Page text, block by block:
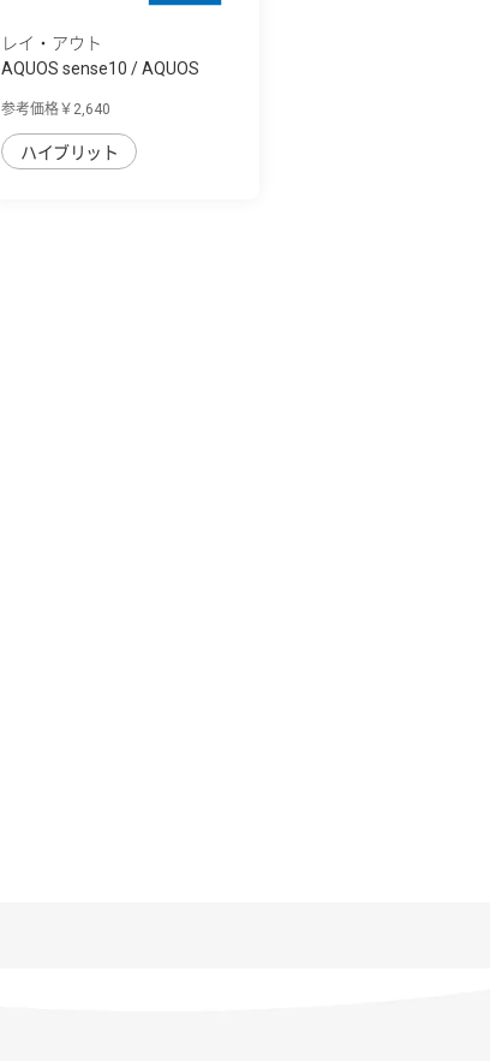
レイ・アウト
AQUOS sense10 / AQUOS
参考価格￥2,640
ハイブリット